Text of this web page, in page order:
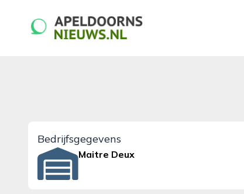
apeldoornsnieuws.nl
Bedrijfsgegevens
Maitre Deux